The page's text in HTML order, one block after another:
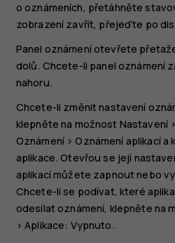
o oznámeních, přetáhněte
zobrazení zavřít, přejeďte po
Panel oznámení otevřete
dolů. Chcete-li panel oznámení
nahoru.
Chcete-li změnit nastavení
klepněte na možnost Nastavení >
Oznámení >Oznámení aplikacía
aplikace. Otevřou se její
aplikací můžete zapnout nebo
Chcete-li se podívat, které
odesílat oznámení, klepněte na
>Aplikace: Vypnuto.